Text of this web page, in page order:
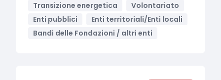
Transizione energetica
Volontariato
Enti pubblici
Enti territoriali/Enti locali
Bandi delle Fondazioni / altri enti